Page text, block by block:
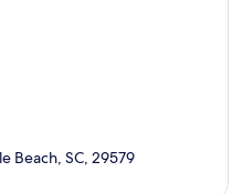
Beach, SC, 29579